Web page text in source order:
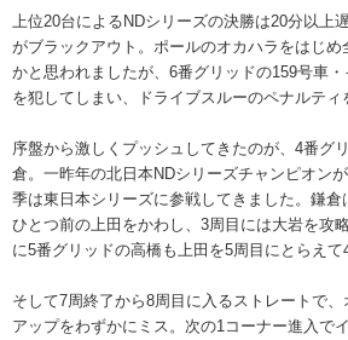
上位20台によるNDシリーズの決勝は20分以上
がブラックアウト。ポールのオカハラをはじめ
かと思われましたが、6番グリッドの159号車
を犯してしまい、ドライブスルーのペナルティ
序盤から激しくプッシュしてきたのが、4番グ
倉。一昨年の北日本NDシリーズチャンピオン
季は東日本シリーズに参戦してきました。鎌
ひとつ前の上田をかわし、3周目には大岩を攻
に5番グリッドの高橋も上田を5周目にとらえて
そして7周終了から8周目に入るストレートで
アップをわずかにミス。次の1コーナー進入で